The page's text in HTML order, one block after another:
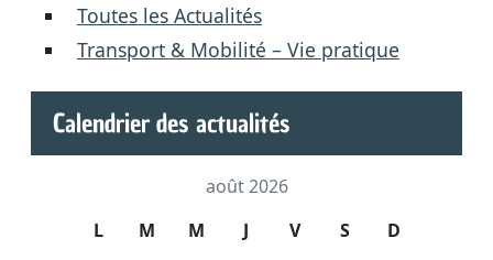
Toutes les Actualités
Transport & Mobilité – Vie pratique
Calendrier des actualités
août 2026
L
M M J V S
D